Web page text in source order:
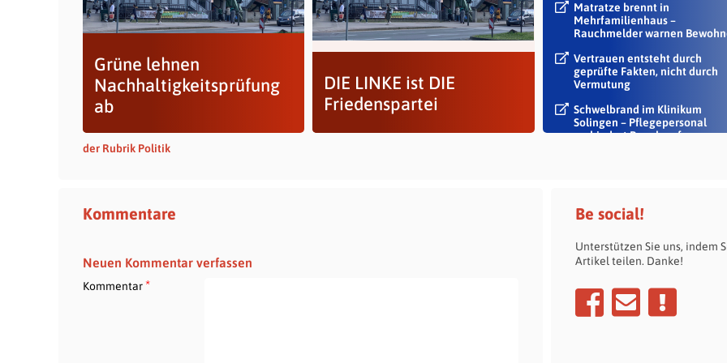
Grüne lehnen
Nachhaltigkeitsprüfung
ab
DIE LINKE ist DIE
Friedenspartei
Matratze brennt in
Mehrfamilienhaus –
Rauchmelder warnen
Vertrauen entsteht durch
geprüfte Fakten, nicht durch
Vermutung
Schwelbrand im Klinikum
Solingen – Pflegepersonal
verhindert Rauch auf...
der Rubrik Politik
Kommentare
Neuen Kommentar verfassen
Kommentar*
Be social!
Unterstützen Sie uns, indem
Artikel teilen. Danke!